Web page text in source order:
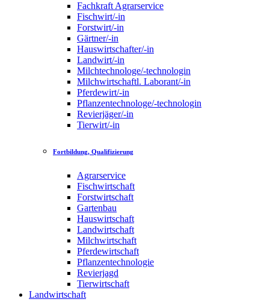
Fachkraft Agrarservice
Fischwirt/-in
Forstwirt/-in
Gärtner/-in
Hauswirtschafter/-in
Landwirt/-in
Milchtechnologe/-technologin
Milchwirtschaftl. Laborant/-in
Pferdewirt/-in
Pflanzentechnologe/-technologin
Revierjäger/-in
Tierwirt/-in
Fortbildung, Qualifizierung
Agrarservice
Fischwirtschaft
Forstwirtschaft
Gartenbau
Hauswirtschaft
Landwirtschaft
Milchwirtschaft
Pferdewirtschaft
Pflanzentechnologie
Revierjagd
Tierwirtschaft
Landwirtschaft